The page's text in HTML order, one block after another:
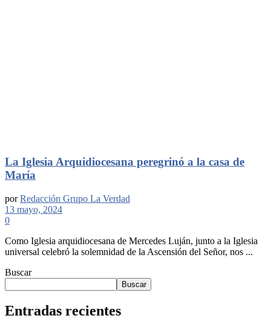
La Iglesia Arquidiocesana peregrinó a la casa de
María
por Redacción Grupo La Verdad
13 mayo, 2024
0
Como Iglesia arquidiocesana de Mercedes Luján, junto a la Iglesia
universal celebró la solemnidad de la Ascensión del Señor, nos ...
Buscar
Buscar
Entradas recientes